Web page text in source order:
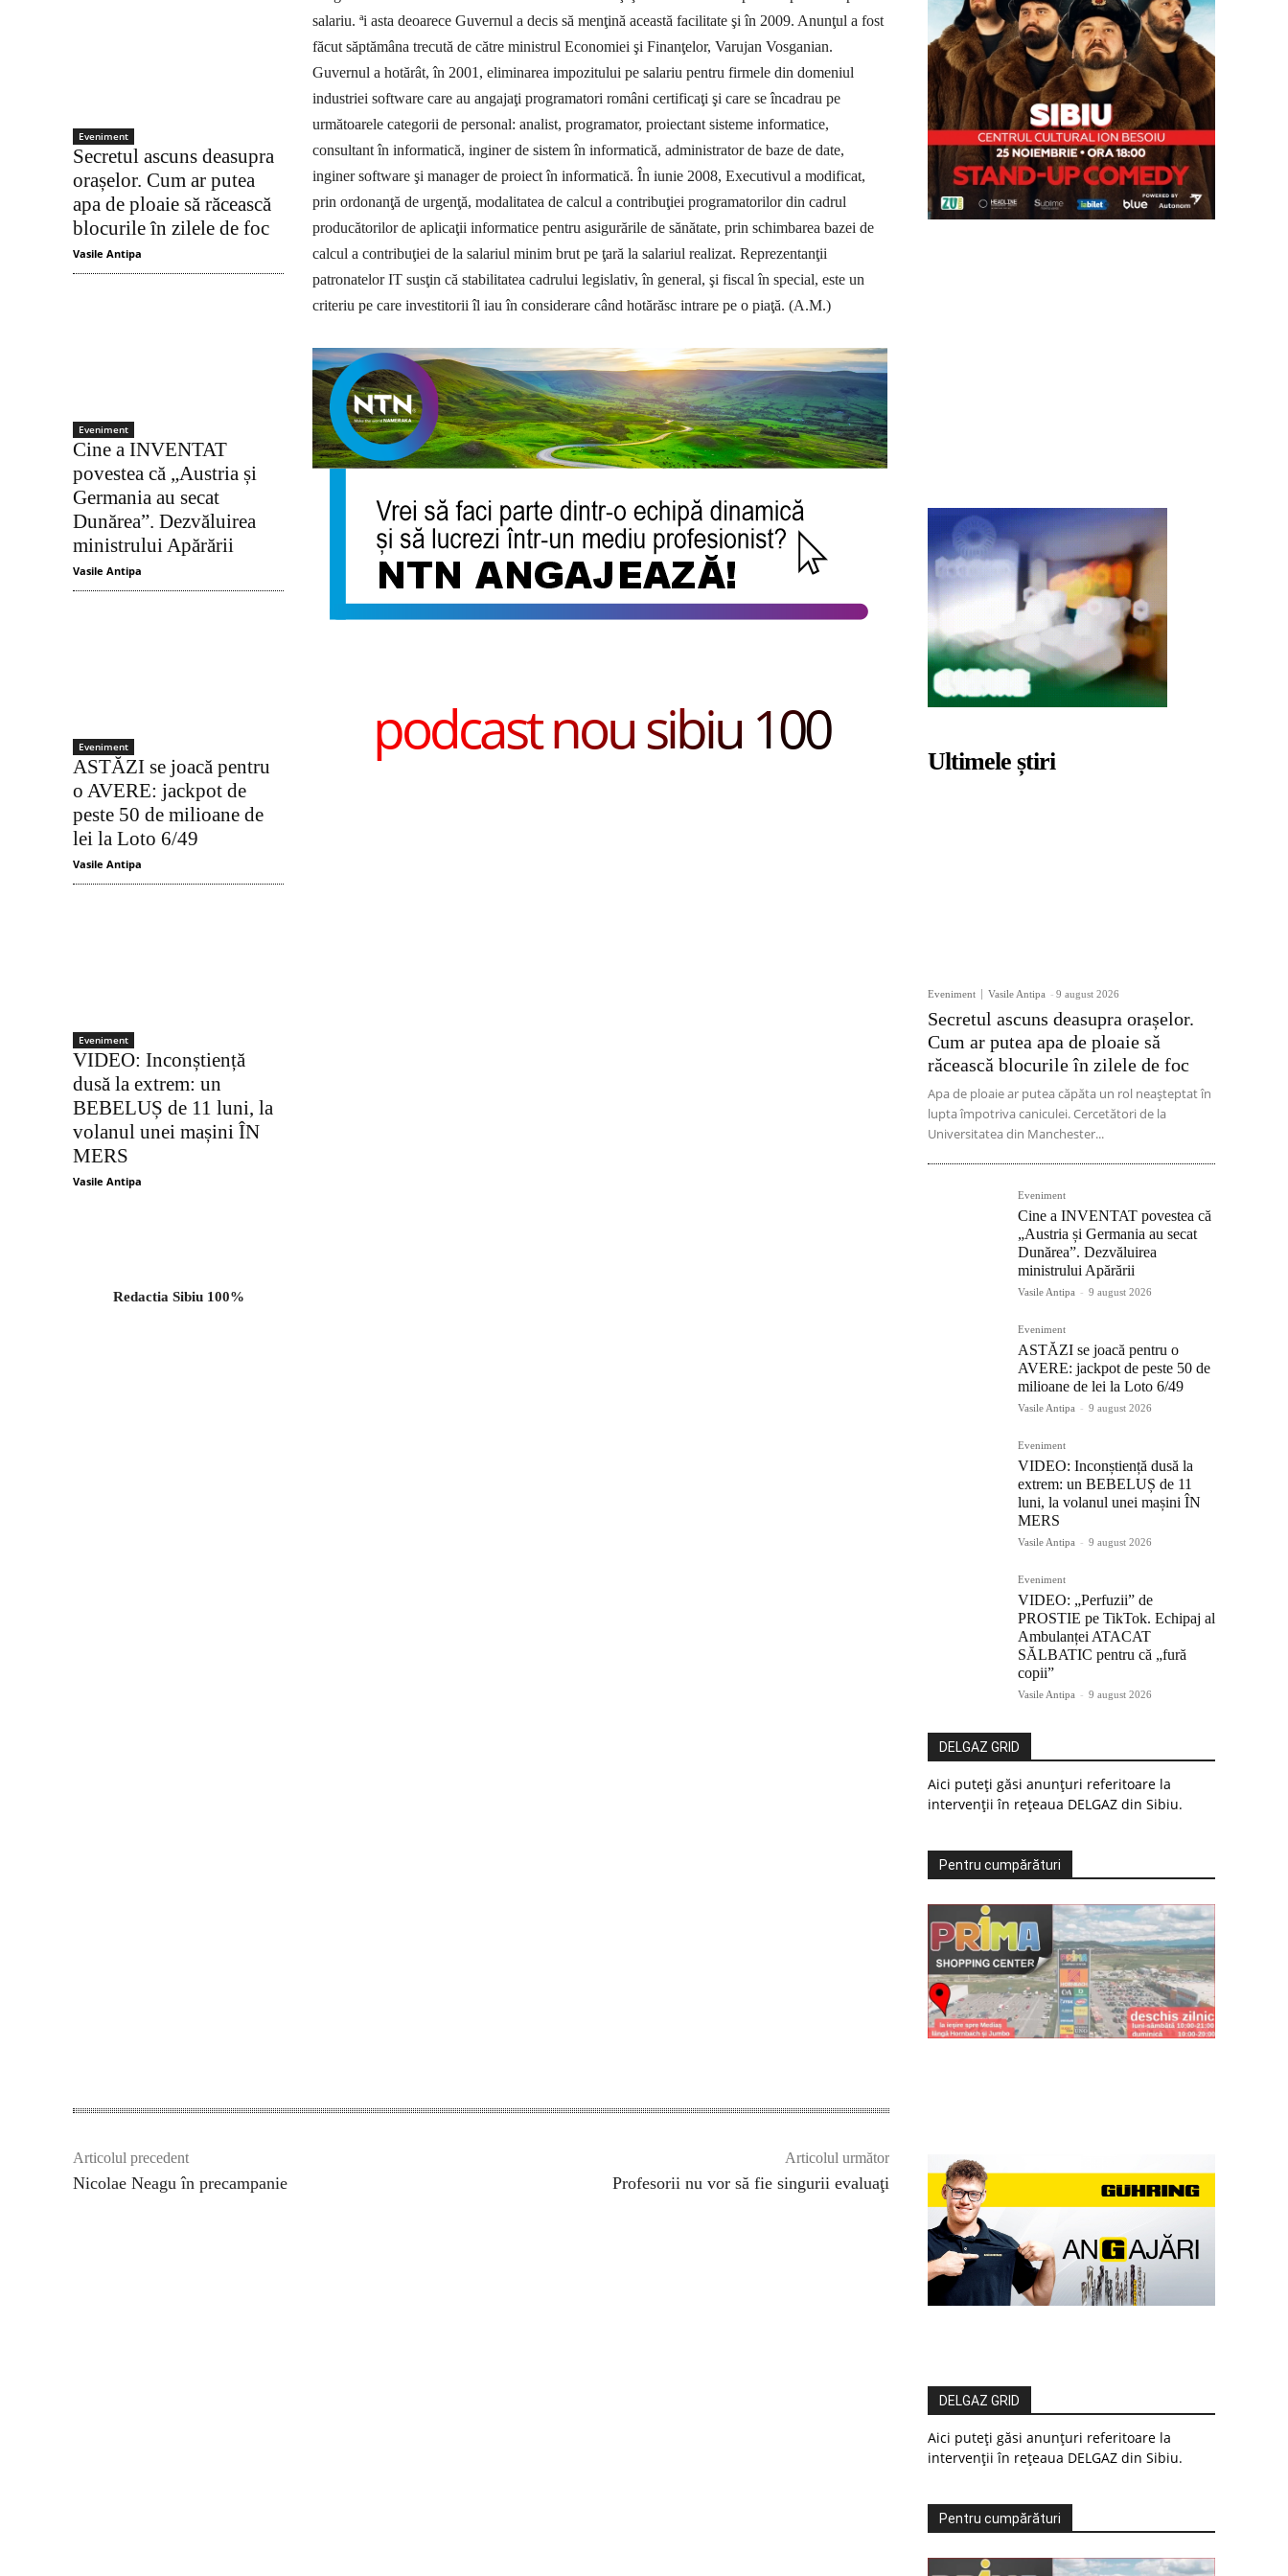
Eveniment
Secretul ascuns deasupra
orașelor. Cum ar putea
apa de ploaie să răcească
blocurile în zilele de foc
Vasile Antipa
Eveniment
Cine a INVENTAT
povestea că „Austria și
Germania au secat
Dunărea”. Dezvăluirea
ministrului Apărării
Vasile Antipa
Eveniment
ASTĂZI se joacă pentru
o AVERE: jackpot de
peste 50 de milioane de
lei la Loto 6/49
Vasile Antipa
Eveniment
VIDEO: Inconștiență
dusă la extrem: un
BEBELUȘ de 11 luni, la
volanul unei mașini ÎN
MERS
Vasile Antipa
Redactia Sibiu 100%
salariu. ªi asta deoarece Guvernul a decis să menţină această facilitate şi în 2009. Anunţul a fost
făcut săptămâna trecută de către ministrul Economiei şi Finanţelor, Varujan Vosganian.
Guvernul a hotărât, în 2001, eliminarea impozitului pe salariu pentru firmele din domeniul
industriei software care au angajaţi programatori români certificaţi şi care se încadrau pe
următoarele categorii de personal: analist, programator, proiectant sisteme informatice,
consultant în informatică, inginer de sistem în informatică, administrator de baze de date,
inginer software şi manager de proiect în informatică. În iunie 2008, Executivul a modificat,
prin ordonanţă de urgenţă, modalitatea de calcul a contribuţiei programatorilor din cadrul
producătorilor de aplicaţii informatice pentru asigurările de sănătate, prin schimbarea bazei de
calcul a contribuţiei de la salariul minim brut pe ţară la salariul realizat. Reprezentanţii
patronatelor IT susţin că stabilitatea cadrului legislativ, în general, şi fiscal în special, este un
criteriu pe care investitorii îl iau în considerare când hotărăsc intrare pe o piaţă. (A.M.)
podcast nou sibiu 100 Ultimele știri
Eveniment Vasile Antipa - 9 august 2026
Secretul ascuns deasupra orașelor.
Cum ar putea apa de ploaie să
răcească blocurile în zilele de foc
Apa de ploaie ar putea căpăta un rol neașteptat în
lupta împotriva caniculei. Cercetători de la
Universitatea din Manchester...
Eveniment
Cine a INVENTAT povestea că
„Austria și Germania au secat
Dunărea”. Dezvăluirea
ministrului Apărării
Vasile Antipa - 9 august 2026
Eveniment
ASTĂZI se joacă pentru o
AVERE: jackpot de peste 50 de
milioane de lei la Loto 6/49
Vasile Antipa - 9 august 2026
Eveniment
VIDEO: Inconștiență dusă la
extrem: un BEBELUȘ de 11
luni, la volanul unei mașini ÎN
MERS
Vasile Antipa - 9 august 2026
Eveniment
VIDEO: „Perfuzii” de
PROSTIE pe TikTok. Echipaj al
Ambulanței ATACAT
SĂLBATIC pentru că „fură
copii”
Vasile Antipa - 9 august 2026
DELGAZ GRID
Aici puteți găsi anunțuri referitoare la
intervenții în rețeaua DELGAZ din Sibiu.
Pentru cumpărături
Articolul precedent
Nicolae Neagu în precampanie
Articolul următor
Profesorii nu vor să fie singurii evaluaţi
DELGAZ GRID
Aici puteți găsi anunțuri referitoare la
intervenții în rețeaua DELGAZ din Sibiu.
Pentru cumpărături